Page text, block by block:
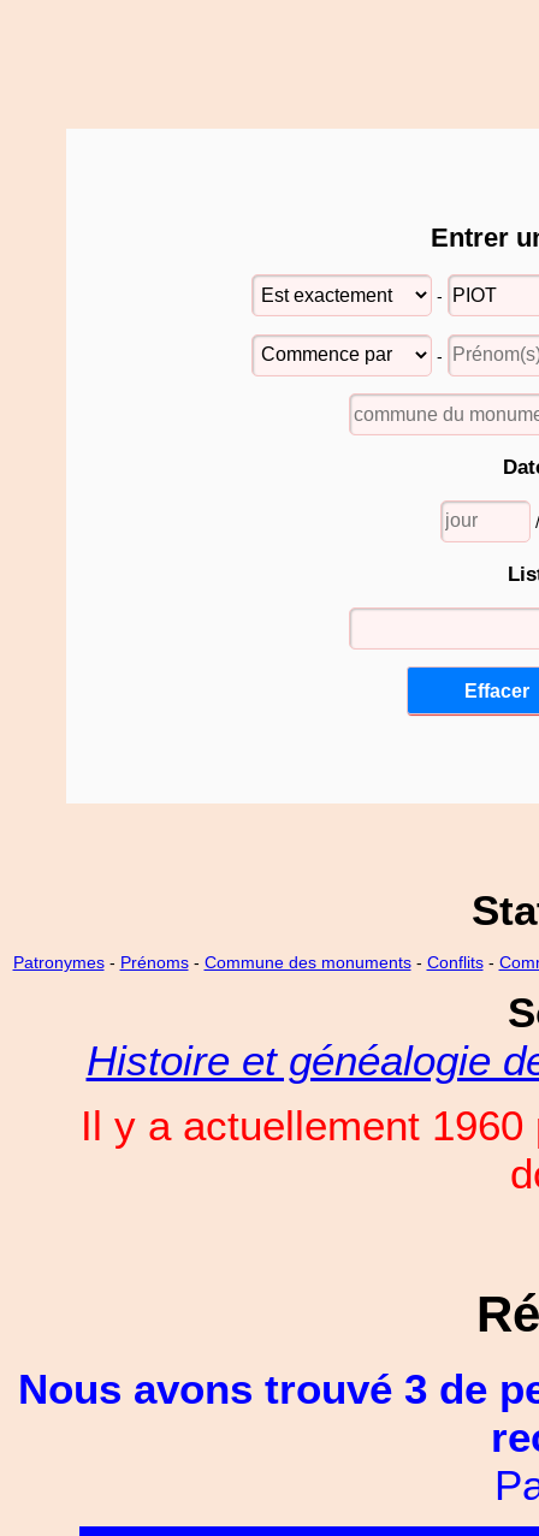
Entrer
-
-
Patronymes- Prénoms- Commune des monuments- Conflits-
Histoire et généalogie
Il y a actuellement
Nous avons trouvé 3 de